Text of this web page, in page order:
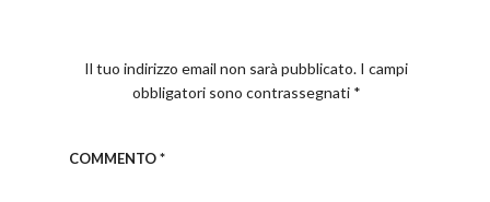
Il tuo indirizzo email non sarà pubblicato. I campi
obbligatori sono contrassegnati *
COMMENTO*